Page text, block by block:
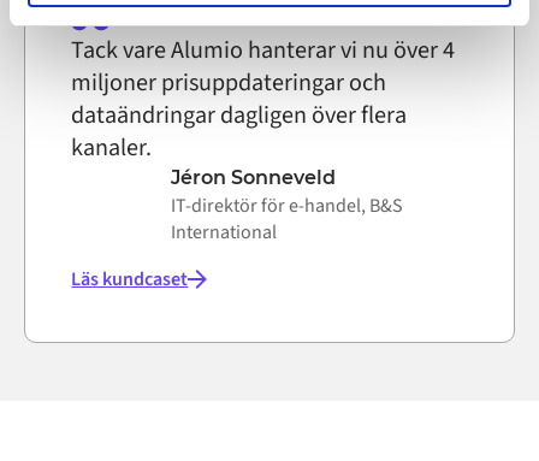
on the internet
Tack vare Alumio hanterar vi nu över 4
miljoner prisuppdateringar och
dataändringar dagligen över flera
kanaler.
Jéron Sonneveld
IT-direktör för e-handel, B&S
International
Läs kundcaset